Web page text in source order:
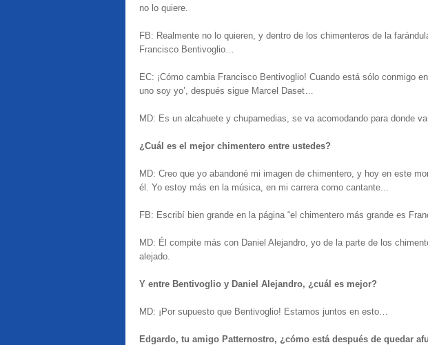
no lo quiere.
FB: Realmente no lo quieren, y dentro de los chimenteros de la
Francisco Bentivoglio…
EC: ¡Cómo cambia Francisco Bentivoglio! Cuando está sólo conmigo
uno soy yo’, después sigue Marcel Daset…
MD: Es un alcahuete y chupamedias, se va acomodando para donde
¿Cuál es el mejor chimentero entre ustedes?
MD: Creo que yo abandoné mi imagen de chimentero, y hoy en este
él. Yo estoy más en la música, en mi carrera como cantante...
FB: Escribí bien grande en la página “el chimentero más grande es
MD: Él compite más con Daniel Alejandro, yo de la parte de los
alejado.
Y entre Bentivoglio y Daniel Alejandro, ¿cuál es mejor?
MD: ¡Por supuesto que Bentivoglio! Estamos juntos en esto…
Edgardo, tu amigo Patternostro, ¿cómo está después de quedar